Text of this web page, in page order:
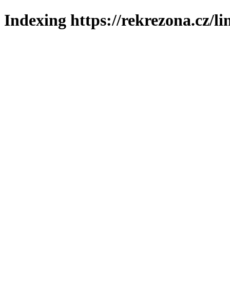
Indexing https://rekrezona.cz/